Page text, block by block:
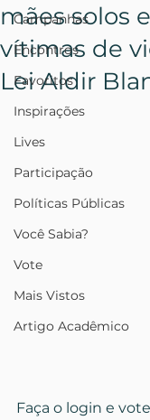
Campanhas
Encontros
Favoritos
Inspirações
Lives
Participação
Políticas Públicas
Você Sabia?
Vote
Mais Vistos
Artigo Acadêmico
mães solos
vítimas de
Lei Aldir
Faça o login e